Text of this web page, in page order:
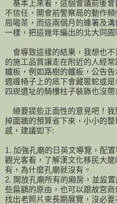
基本上來看，這個會議前後會
不信任，開會前警察局的動作
局喝茶，而這兩個月的連署及
一樣，把這幾年編出的北大同園
會導致這樣的結果，我想也不
的施工品質讓走在附近的人經
鐵板，例如路樹的鐵板，公告
週邊椅子上的底下會藏匿蛇或
四崁遺址的騎樓柱子裝飾也沒帶
總要提些正面性的意見吧！我
掉圍牆的預算省下來，小小的
感，建議如下:
1. 加強孔廟的日英文導覽，配
觀光客看，了解漢文化移民大
有，為什麼孔廟就沒有。
2. 開放孔廟所有的廂房，並設
些扁額的原由，也可以跟故宮
找出老照片來長期展覽，沒必